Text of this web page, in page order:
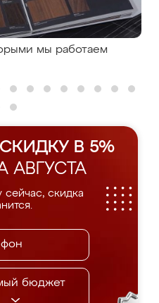
мы работаем
В 5%
АВГУСТА
сейчас, скидка
бюджет